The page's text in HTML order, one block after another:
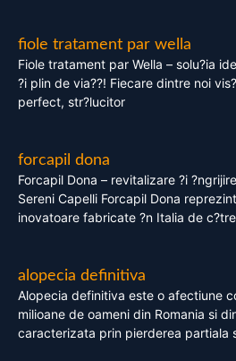
fiole tratament par wella
Fiole tratament par Wella – solu?ia
?i plin de via??! Fiecare dintre noi
perfect, str?lucitor
forcapil dona
Forcapil Dona – revitalizare ?i
Sereni Capelli Forcapil Dona
inovatoare fabricate ?n Italia de c?tre
alopecia definitiva
Alopecia definitiva este o afectiune
milioane de oameni din Romania si
caracterizata prin pierderea partiala